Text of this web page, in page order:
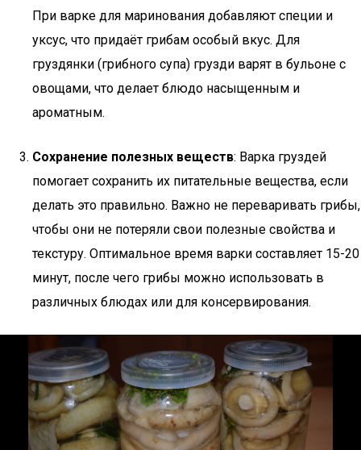
При варке для маринования добавляют специи и
уксус, что придаёт грибам особый вкус. Для
груздянки (грибного супа) грузди варят в бульоне с
овощами, что делает блюдо насыщенным и
ароматным.
Сохранение полезных веществ: Варка груздей
помогает сохранить их питательные вещества, если
делать это правильно. Важно не переваривать грибы,
чтобы они не потеряли свои полезные свойства и
текстуру. Оптимальное время варки составляет 15-20
минут, после чего грибы можно использовать в
различных блюдах или для консервирования.